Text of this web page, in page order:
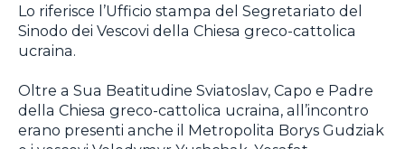
Lo riferisce l’Ufficio stampa del Segretariato del
Sinodo dei Vescovi della Chiesa greco-cattolica
ucraina.
Oltre a Sua Beatitudine Sviatoslav, Capo e Padre
della Chiesa greco-cattolica ucraina, all’incontro
erano presenti anche il Metropolita Borys Gudziak